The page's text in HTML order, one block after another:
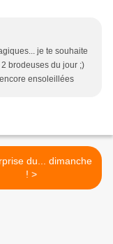
je te souhaite
brodeuses du jour ;)
ensoleillées
du... dimanche
! >